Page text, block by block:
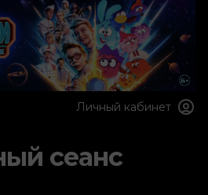
Личный кабинет
сеанс